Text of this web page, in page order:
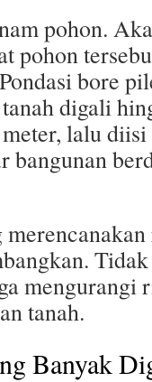
pohon.
pohon
bore
digali
lalu
bangunan
mengurangi
tanah.
Banyak